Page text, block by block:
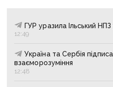
ГУР уразила Ільський
12:49
Україна та Сербія
взаєморозуміння
12:48